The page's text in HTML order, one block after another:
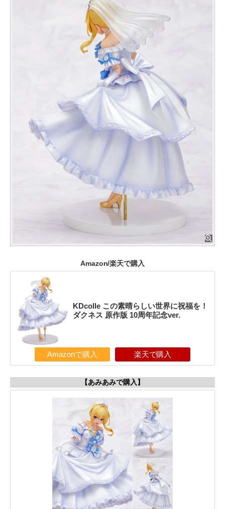
Amazon/楽天で購入
KDcolle この素晴らしい世界に祝福を！
ダクネス 原作版 10周年記念ver.
Amazonで購入 楽天で購入
【あみあみで購入】